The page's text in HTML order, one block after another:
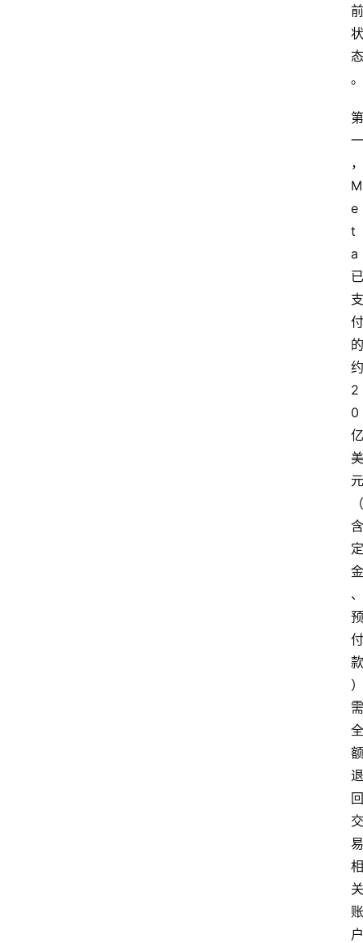
前
状
态
。
第
一
，
M
e
t
a
已
支
付
的
约
2
0
亿
美
元
（
含
定
金
、
预
付
款
）
需
全
额
退
回
交
易
相
关
账
户